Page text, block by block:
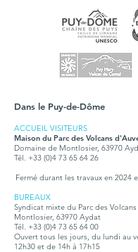
Dans le Puy-de-Dôme
ACCUEIL VISITEURS
Maison du Parc des Volcans
Domaine de Montlosier, 63970
Tél. +33 (0)4 73 65 64 26
Fermé durant les travaux en 2024
BUREAUX
Syndicat mixte du Parc des
Montlosier, 63970 Aydat
Tél. +33 (0)4 73 65 64 00
Ouvert tous les jours, du lundi au
12h30 et de 14h à 17h15